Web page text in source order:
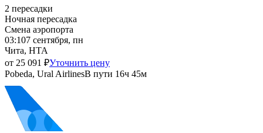
2 пересадки
Ночная пересадка
Смена аэропорта
03:107 сентября, пн
Чита, HTA
от 25 091 ₽Уточнить цену
Pobeda, Ural AirlinesВ пути 16ч 45м